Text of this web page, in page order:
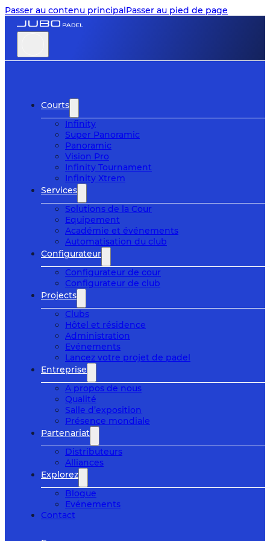
Passer au contenu principalPasser au pied de page
Courts
Infinity
Super Panoramic
Panoramic
Vision Pro
Infinity Tournament
Infinity Xtrem
Services
Solutions de la Cour
Equipement
Académie et événements
Automatisation du club
Configurateur
Configurateur de cour
Configurateur de club
Projects
Clubs
Hôtel et résidence
Administration
Evénements
Lancez votre projet de padel
Entreprise
A propos de nous
Qualité
Salle d’exposition
Présence mondiale
Partenariat
Distributeurs
Alliances
Explorez
Blogue
Evénements
Contact